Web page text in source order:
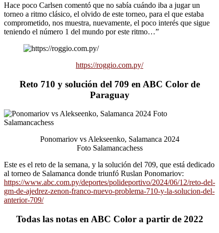
Hace poco Carlsen comentó que no sabía cuándo iba a jugar un
torneo a ritmo clásico, el olvido de este torneo, para el que estaba
comprometido, nos muestra, nuevamente, el poco interés que sigue
teniendo el número 1 del mundo por este ritmo…”
https://roggio.com.py/
Reto 710 y solución del 709 en ABC Color de
Paraguay
Ponomariov vs Alekseenko, Salamanca 2024
Foto Salamancachess
Este es el reto de la semana, y la solución del 709, que está dedicado
al torneo de Salamanca donde triunfó Ruslan Ponomariov:
https://www.abc.com.py/deportes/polideportivo/2024/06/12/reto-del-
gm-de-ajedrez-zenon-franco-nuevo-problema-710-y-la-solucion-del-
anterior-709/
Todas las notas en ABC Color a partir de 2022